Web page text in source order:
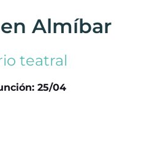
Almíbar
teatral
25/04